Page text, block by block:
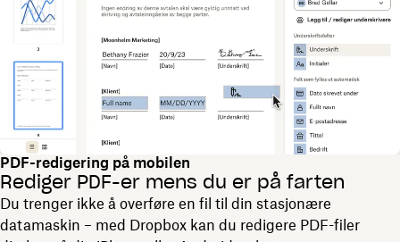
PDF-redigering på mobilen
Rediger PDF-er mens du er på farten
Du trenger ikke å overføre en fil til din stasjonære
datamaskin – med Dropbox kan du redigere PDF-filer